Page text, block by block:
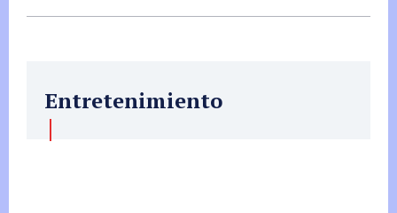
Entretenimiento